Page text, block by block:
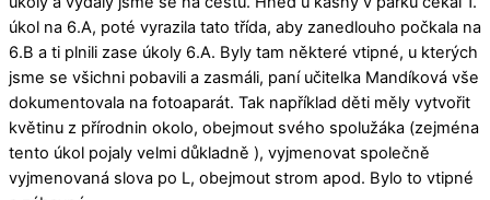
úkol na 6.A, poté vyrazila tato třída, aby zanedlouho počkala na
6.B a ti plnili zase úkoly 6.A. Byly tam některé vtipné, u kterých
jsme se všichni pobavili a zasmáli, paní učitelka Mandíková vše
dokumentovala na fotoaparát. Tak například děti měly vytvořit
květinu z přírodnin okolo, obejmout svého spolužáka (zejména
tento úkol pojaly velmi důkladně ), vyjmenovat společně
vyjmenovaná slova po L, obejmout strom apod. Bylo to vtipné